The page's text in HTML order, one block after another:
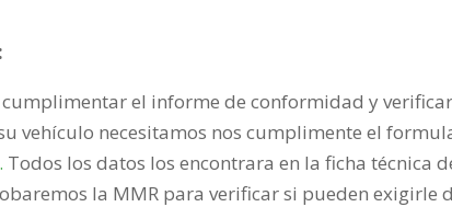
cumplimentar el informe de conformidad y
vehículo necesitamos nos cumplimente el
. Todos los datos los encontrara en la ficha técnica
la MMR para verificar si pueden exigirle